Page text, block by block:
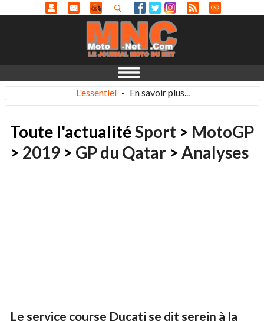
L'essentiel - En savoir plus...
Toute l'actualitéSport > MotoGP
> 2019 > GP du Qatar > Analyses
Le service course Ducati se dit serein à la